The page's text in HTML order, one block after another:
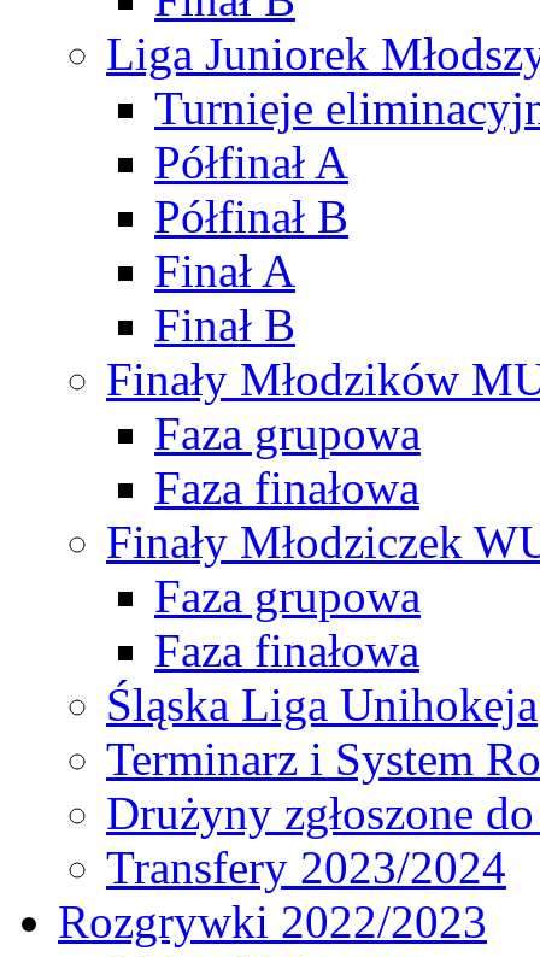
Liga Juniorek
Turnieje
Półfinał A
Półfinał B
Finał A
Finał B
Finały Młodzików
Faza grupowa
Faza finałowa
Finały Młodziczek
Faza grupowa
Faza finałowa
Śląska Liga Unihokeja
Terminarz i System
Drużyny zgłoszone
Transfery 2023/2024
Rozgrywki 2022/2023